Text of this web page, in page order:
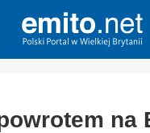
na